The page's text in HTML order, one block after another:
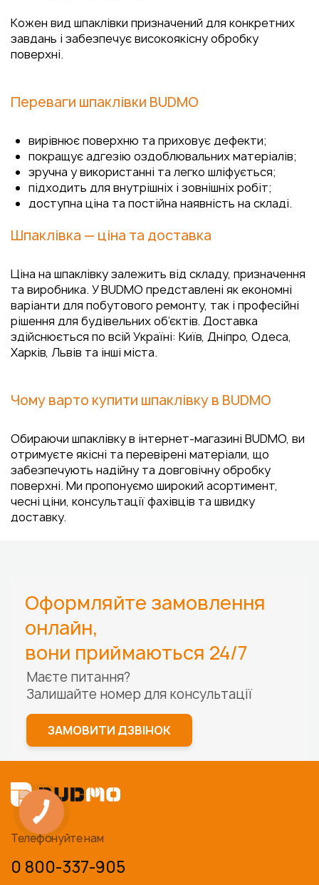
Кожен вид шпаклівки призначений для конкретних
завдань і забезпечує високоякісну обробку
поверхні.
Переваги шпаклівки BUDMO
вирівнює поверхню та приховує дефекти;
покращує адгезію оздоблювальних матеріалів;
зручна у використанні та легко шліфується;
підходить для внутрішніх і зовнішніх робіт;
доступна ціна та постійна наявність на складі.
Шпаклівка — ціна та доставка
Ціна на шпаклівку залежить від складу, призначення
та виробника. У BUDMO представлені як економні
варіанти для побутового ремонту, так і професійні
рішення для будівельних об’єктів. Доставка
здійснюється по всій Україні: Київ, Дніпро, Одеса,
Харків, Львів та інші міста.
Чому варто купити шпаклівку в BUDMO
Обираючи шпаклівку в інтернет-магазині BUDMO, ви
отримуєте якісні та перевірені матеріали, що
забезпечують надійну та довговічну обробку
поверхні. Ми пропонуємо широкий асортимент,
чесні ціни, консультації фахівців та швидку
доставку.
Оформляйте замовлення
онлайн,
вони приймаються 24/7
Маєте питання?
Залишайте номер для консультації
ЗАМОВИТИ ДЗВІНОК
Телефонуйте нам
0 800-337-905